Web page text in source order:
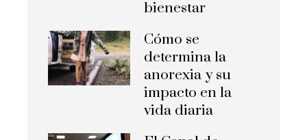
bienestar
Cómo se
determina la
anorexia y su
impacto en la
vida diaria